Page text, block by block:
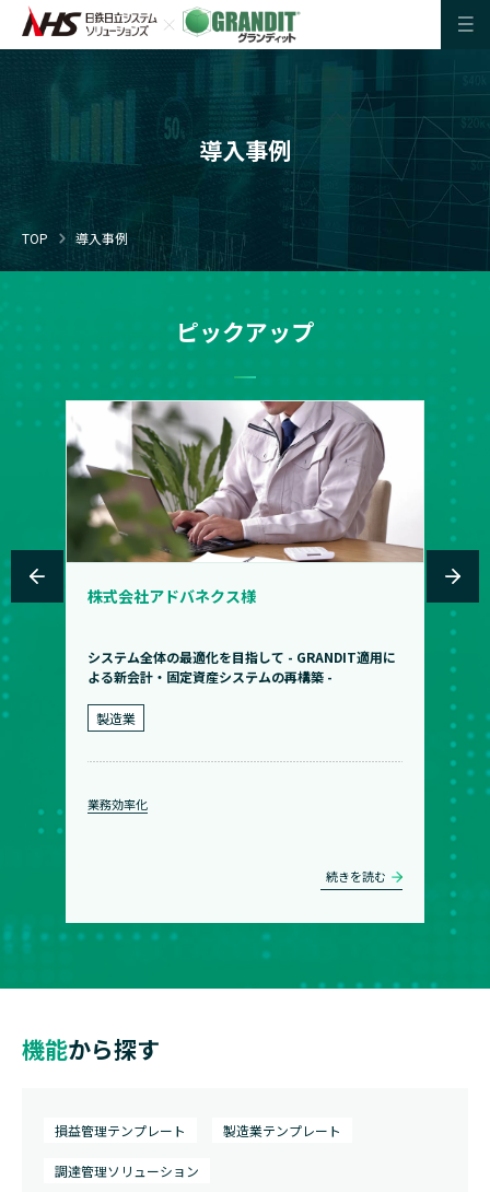
導入事例
TOP 導入事例
ピックアップ
株式会社アドバネクス様
システム全体の最適化を目指して - GRANDIT適用に
よる新会計・固定資産システムの再構築 -
製造業
業務効率化
続きを読む
機能から探す
損益管理テンプレート 製造業テンプレート
調達管理ソリューション